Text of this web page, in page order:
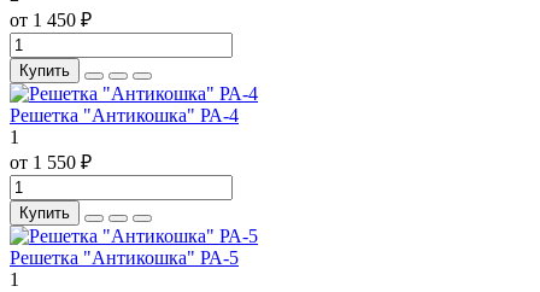
от 1 450 ₽
Купить
Решетка "Антикошка" РА-4
1
от 1 550 ₽
Купить
Решетка "Антикошка" РА-5
1